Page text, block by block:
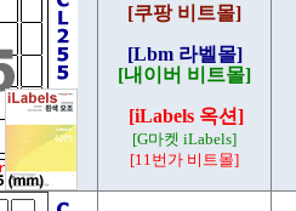
[쿠팡 비트몰]
[Lbm 라벨몰]
[내이버 비트몰]
[iLabels 옥션]
[G마켓 iLabels]
[11번가 비트몰]